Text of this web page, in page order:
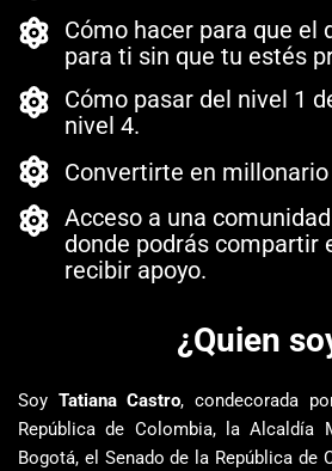
Cómo hacer para que el
para ti sin que tu estés
Cómo pasar del nivel 1
nivel 4.
Convertirte en
Acceso a una
donde podrás compartir
recibir apoyo.
¿Quien
Soy Tatiana Castro, condecorada
República de Colombia, la Alcaldía
Bogotá, el Senado de la República de